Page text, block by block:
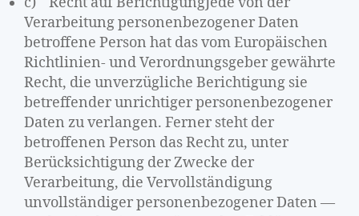
Verarbeitung personenbezogener Daten
betroffene Person hat das vom Europäischen
Richtlinien- und Verordnungsgeber gewährte
Recht, die unverzügliche Berichtigung sie
betreffender unrichtiger personenbezogener
Daten zu verlangen. Ferner steht der
betroffenen Person das Recht zu, unter
Berücksichtigung der Zwecke der
Verarbeitung, die Vervollständigung
unvollständiger personenbezogener Daten —